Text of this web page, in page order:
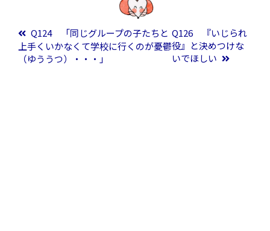
投稿ナビゲーション
Q124 「同じグループの子たちと
上手くいかなくて学校に行くのが憂鬱
（ゆううつ）・・・」
Q126 『いじられ
役』と決めつけな
いでほしい